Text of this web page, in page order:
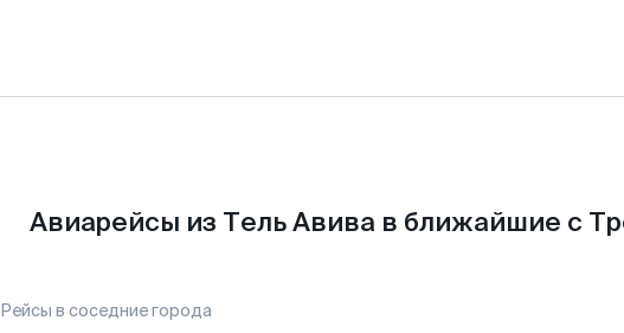
Авиарейсы из Тель Авива в ближайшие с
Рейсы в соседние города